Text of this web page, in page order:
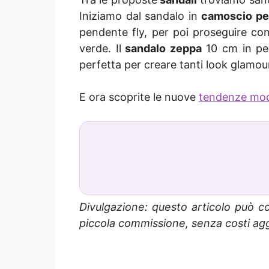
Iniziamo dal sandalo in camoscio
pendente fly, per poi proseguire
verde. Il sandalo zeppa10 cm in
perfetta per creare tanti look
E ora scoprite le nuove tendenze
Divulgazione: questo articolo può
piccola commissione, senza costi